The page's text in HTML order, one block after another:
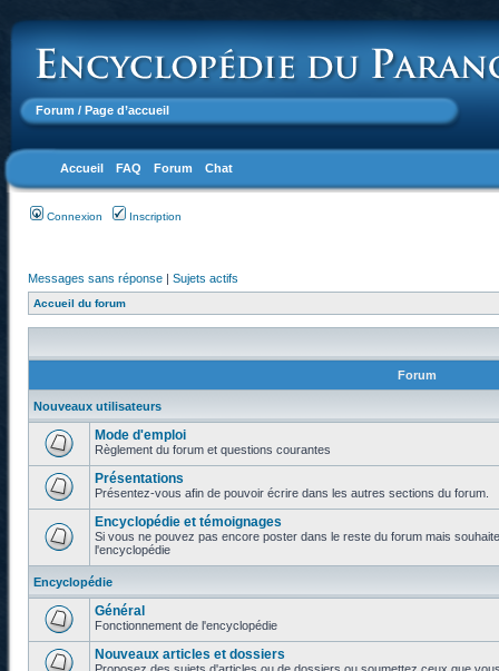
Forum / Page d’accueil
Accueil FAQ Forum Chat
Connexion Inscription
Messages sans réponse | Sujets actifs
Accueil du forum
Forum
Nouveaux utilisateurs
Mode d'emploi
Règlement du forum et questions courantes
Présentations
Présentez-vous afin de pouvoir écrire dans les autres sections du forum.
Encyclopédie et témoignages
Si vous ne pouvez pas encore poster dans le reste du forum mais
l'encyclopédie
Encyclopédie
Général
Fonctionnement de l'encyclopédie
Nouveaux articles et dossiers